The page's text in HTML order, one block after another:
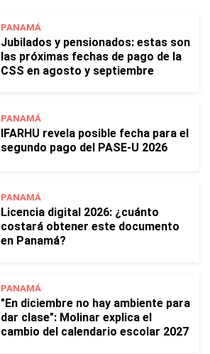
PANAMÁ
Jubilados y pensionados: estas son
las próximas fechas de pago de la
CSS en agosto y septiembre
PANAMÁ
IFARHU revela posible fecha para el
segundo pago del PASE-U 2026
PANAMÁ
Licencia digital 2026: ¿cuánto
costará obtener este documento
en Panamá?
PANAMÁ
"En diciembre no hay ambiente para
dar clase": Molinar explica el
cambio del calendario escolar 2027